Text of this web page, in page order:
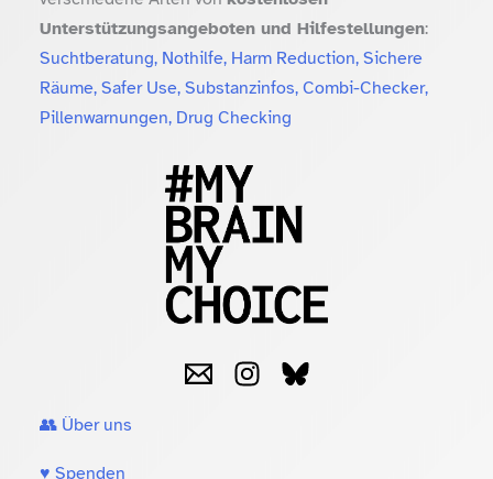
Unterstützungsangeboten und Hilfestellungen:
Suchtberatung, Nothilfe, Harm Reduction, Sichere
Räume, Safer Use, Substanzinfos, Combi-Checker,
Pillenwarnungen, Drug Checking
👥 Über uns
♥️ Spenden